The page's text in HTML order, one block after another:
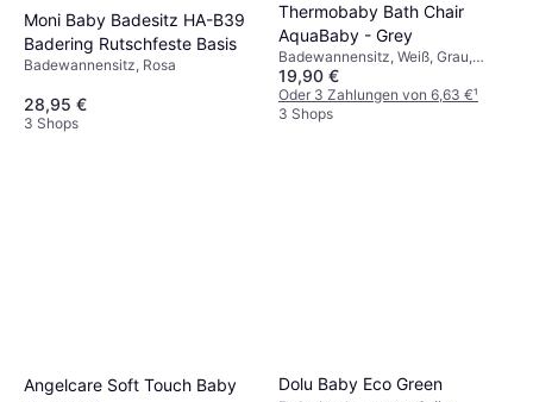
Moni Baby Badesitz HA-B39
Badering Rutschfeste Basis
Badewannensitz, Rosa
28,95 €
3 Shops
Thermobaby Bath Chair
AquaBaby - Grey
Badewannensitz, Weiß, Grau,
Material: Kunststoff
19,90 €
Oder 3 Zahlungen von 6,63 €¹
3 Shops
Angelcare Soft Touch Baby
Dolu Baby Eco Green